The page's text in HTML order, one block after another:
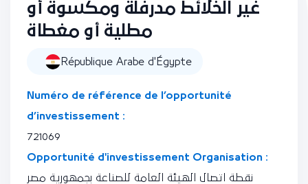
غير الخلائط مدرفلة ومكسوة أو
مطلية أو مغطاة
République Arabe d'Égypte
Numéro de référence de l’opportunité
d’investissement :
721069
Opportunité d'investissement Organisation :
نقطة اتصال الهيئة العامة للصناعة بجمهورية مصر